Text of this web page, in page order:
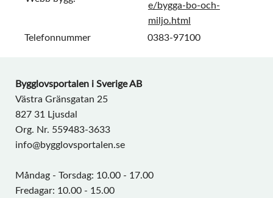
Telefonnummer
e/bygga-bo-och-
miljo.html
0383-97100
Bygglovsportalen i Sverige AB
Västra Gränsgatan 25
827 31 Ljusdal
Org. Nr. 559483-3633
info@bygglovsportalen.se
Måndag - Torsdag: 10.00 - 17.00
Fredagar: 10.00 - 15.00